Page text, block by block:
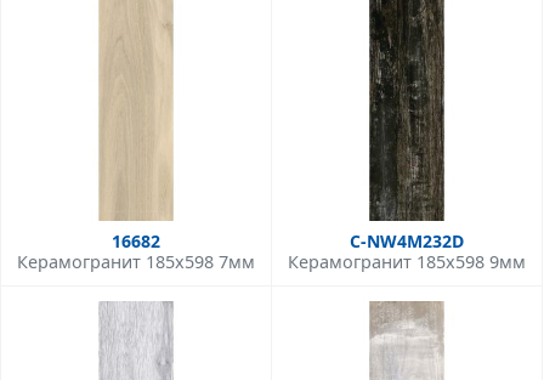
16682
Керамогранит 185x598 7мм
C-NW4M232D
Керамогранит 185x598 9мм